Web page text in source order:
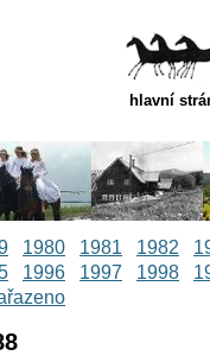
hlavní
1980 1981 1982
1996 1997 1998